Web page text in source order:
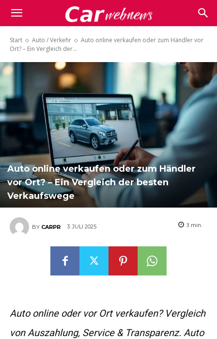
Carwebnews.com
Start Auto / Verkehr
Auto online verkaufen oder zum Händler vor
Ort? – Ein Vergleich der...
Auto online verkaufen oder zum Händler
vor Ort? – Ein Vergleich der besten
Verkaufswege
BY CARPR 3. JULI 2025 3 min.
Auto online oder vor Ort verkaufen? Vergleich
von Auszahlung, Service & Transparenz. Auto